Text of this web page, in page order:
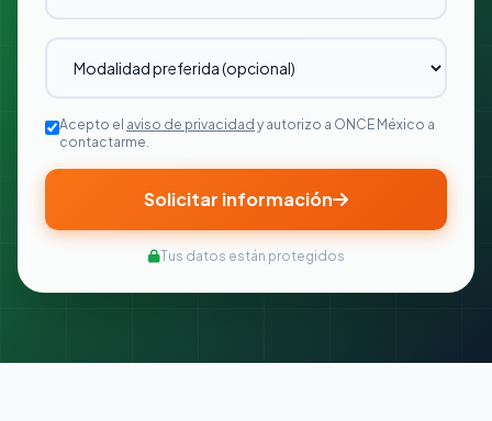
Acepto el aviso de privacidad y autorizo a ONCE México a
contactarme.
Solicitar información
Tus datos están protegidos